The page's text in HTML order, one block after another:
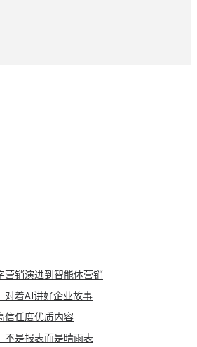
营销演进到智能体营销
对着AI讲好企业故事
信任度优质内容
不是报表而是晴雨表